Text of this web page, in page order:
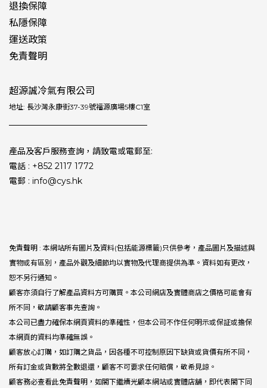
退換保障
私隱保障
運送政策
免責聲明
超源誠冷氣有限公司
地址: 長沙灣永康街37-39號福源廣場5樓C1室
產品及客戶服務查詢，請致電或電郵至:
電話 : +852 2117 1772
電郵 : info@cys.hk
免責聲明 : 本網站所有圖片及資料(包括能源標籤)只供參考，產品圖片及描述與
實物或有區別，產品外觀及細節均以實物及代理商提供為準。資料如有更改，
恕不另行通知。
顧客亦須自行了解產品資料方可購買。本公司網店及實體商店之價格可能會有
所不同，敬請顧客事先查詢。
本公司已盡力確保本網頁資料的準確性，但本公司不作任何明示或保証或擔保
本網頁的資料均準確無誤。
顧客放心訂購，如訂購之貨品，因各種不可控制原因下缺貨或貨價有所不同，
所有訂金或貨數將全數退還，顧客不可要求任何賠償，敬希見諒。
顧客務必查看此免責聲明，如閣下繼續光顧本網站或實體店舖，即代表閣下同